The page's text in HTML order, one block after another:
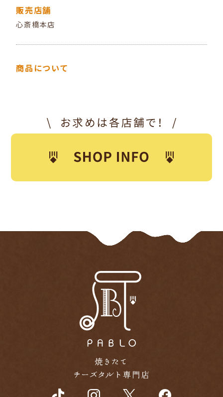
販売店舗
心斎橋本店
商品について